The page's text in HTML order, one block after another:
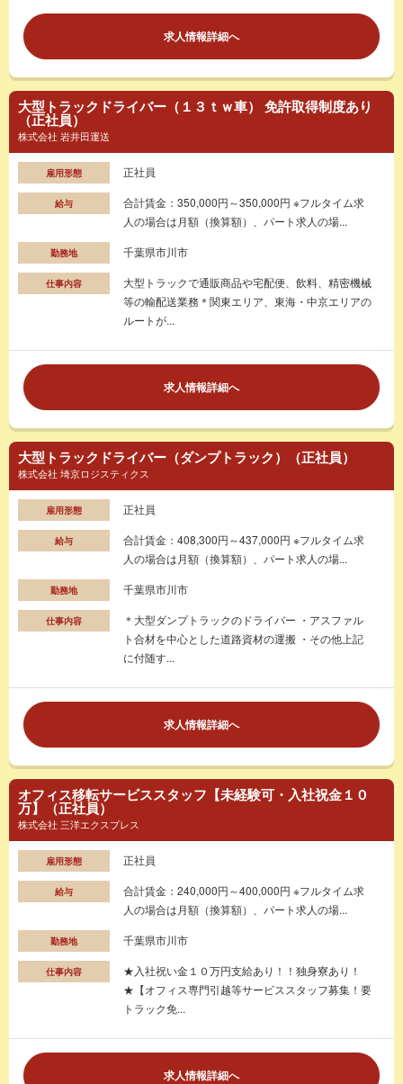
求人情報詳細へ
大型トラックドライバー（１３ｔｗ車） 免許取得制度あり
（正社員）
株式会社 岩井田運送
雇用形態 正社員
給与
合計賃金：350,000円～350,000円 ※フルタイム求
人の場合は月額（換算額）、パート求人の場...
勤務地 千葉県市川市
仕事内容
大型トラックで通販商品や宅配便、飲料、精密機械
等の輸配送業務＊関東エリア、東海・中京エリアの
ルートが...
求人情報詳細へ
大型トラックドライバー（ダンプトラック）（正社員）
株式会社 埼京ロジスティクス
雇用形態 正社員
給与
合計賃金：408,300円～437,000円 ※フルタイム求
人の場合は月額（換算額）、パート求人の場...
勤務地 千葉県市川市
仕事内容
＊大型ダンプトラックのドライバー ・アスファル
ト合材を中心とした道路資材の運搬 ・その他上記
に付随す...
求人情報詳細へ
オフィス移転サービススタッフ【未経験可・入社祝金１０
万】（正社員）
株式会社 三洋エクスプレス
雇用形態 正社員
給与
合計賃金：240,000円～400,000円 ※フルタイム求
人の場合は月額（換算額）、パート求人の場...
勤務地 千葉県市川市
仕事内容
★入社祝い金１０万円支給あり！！独身寮あり！
★【オフィス専門引越等サービススタッフ募集！要
トラック免...
求人情報詳細へ